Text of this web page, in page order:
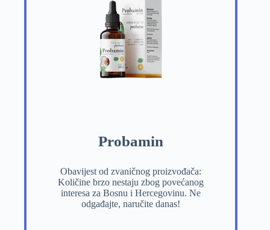
Probamin
Obavijest od zvaničnog proizvođača:
Količine brzo nestaju zbog povećanog
interesa za Bosnu i Hercegovinu. Ne
odgađajte, naručite danas!